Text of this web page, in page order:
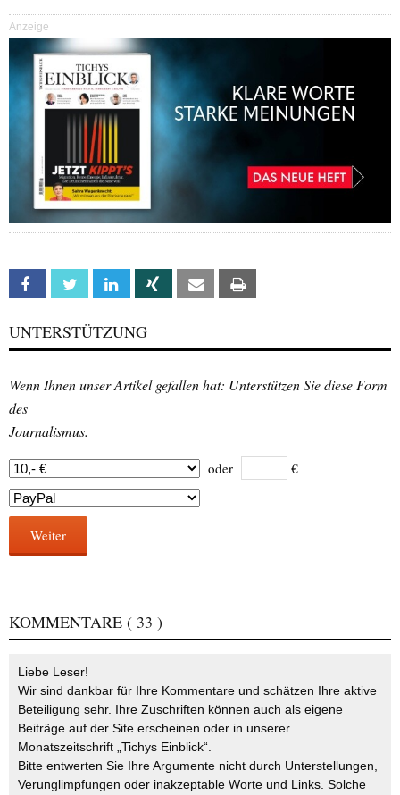
Anzeige
Facebook Twitter Linkedin Xing Email
UNTERSTÜTZUNG
Wenn Ihnen unser Artikel gefallen hat: Unterstützen Sie diese Form
des
Journalismus.
oder €
Weiter
KOMMENTARE ( 33 )
Liebe Leser!
Wir sind dankbar für Ihre Kommentare und schätzen Ihre aktive
Beteiligung sehr. Ihre Zuschriften können auch als eigene
Beiträge auf der Site erscheinen oder in unserer
Monatszeitschrift „Tichys Einblick“.
Bitte entwerten Sie Ihre Argumente nicht durch Unterstellungen,
Verunglimpfungen oder inakzeptable Worte und Links. Solche